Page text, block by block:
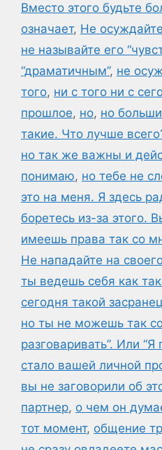
Вместо этого будьте
означает, Не
не называйте его
“драматичным”, не
того, ни с того ни с
прошлое, но, но
такие. Что лучше
но так же важны и
понимаю, но тебе не
это на меня. Я здесь
боретесь из-за этого.
имеешь права так со
Не нападайте на
ты ведешь себя как
сегодня такой
но ты не можешь так
разговаривать”. Или
стало вашей личной
вы не заговорили об
партнер, о чем он
тот момент, общение